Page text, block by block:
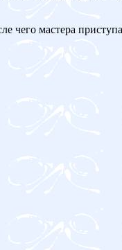
чего мастера